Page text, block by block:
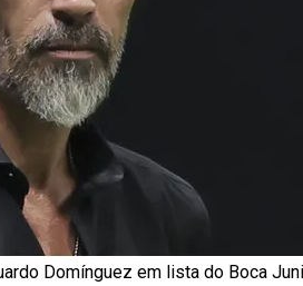
Domínguez em lista do Boca